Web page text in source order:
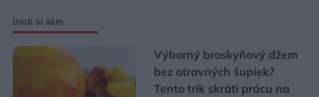
Urob si sám
Výborný broskyňový džem
bez otravných šupiek?
Tento trik skráti prácu na